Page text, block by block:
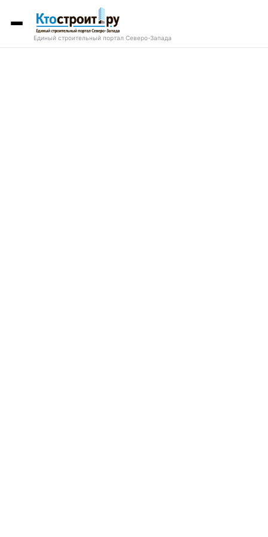
Единый строительный портал Северо-Запада